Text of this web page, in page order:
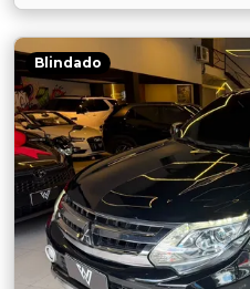
Blindado